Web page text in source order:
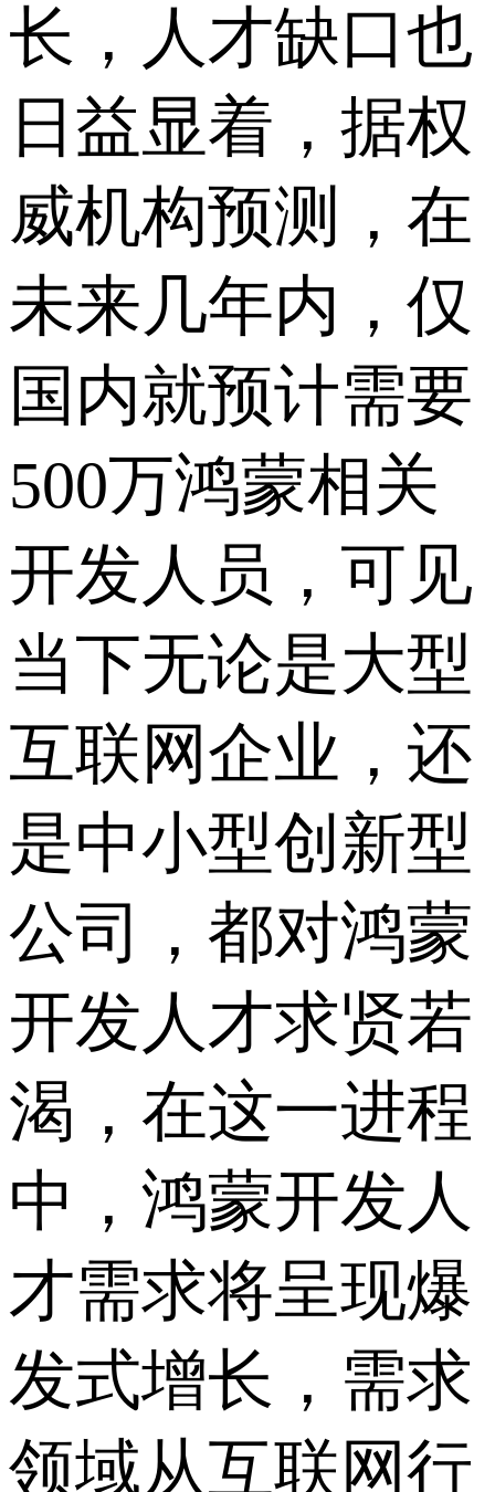
长，人才缺口也
日益显着，据权
威机构预测，在
未来几年内，仅
国内就预计需要
500万鸿蒙相关
开发人员，可见
当下无论是大型
互联网企业，还
是中小型创新型
公司，都对鸿蒙
开发人才求贤若
渴，在这一进程
中，鸿蒙开发人
才需求将呈现爆
发式增长，需求
领域从互联网行